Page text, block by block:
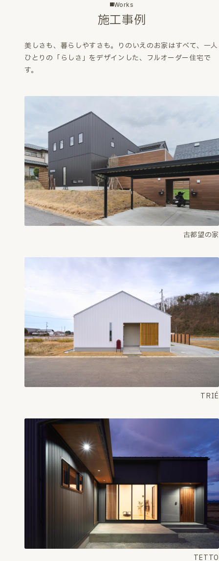
Works
施工事例
美しさも、暮らしやすさも。
りのいえのお家はすべて、一人
ひとりの「らしさ」をデザインした、フルオーダー住宅で
す。
古都望の家
TRIÉ
TETTO